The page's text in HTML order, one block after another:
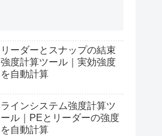
リーダーとスナップの結束
強度計算ツール｜実効強度
を自動計算
ラインシステム強度計算ツ
ール｜PEとリーダーの強度
を自動計算